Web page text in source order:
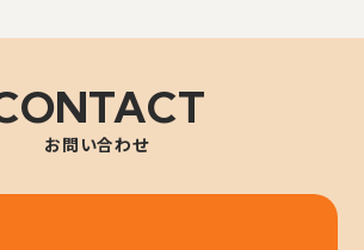
お問い合わせ